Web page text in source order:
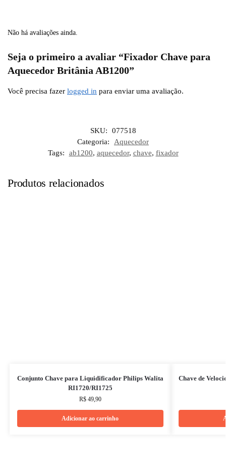
Não há avaliações ainda.
Seja o primeiro a avaliar “Fixador Chave para
Aquecedor Britânia AB1200”
Você precisa fazer logged in para enviar uma avaliação.
SKU:
077518
Categoria:
Aquecedor
Tags:
ab1200, aquecedor, chave, fixador
Produtos relacionados
Conjunto Chave para Liquidificador Philips Walita
RI1720/RI1725
R$49,90
Adicionar ao carrinho
Chave de